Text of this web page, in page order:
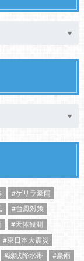
#ゲリラ豪雨
#台風対策
#天体観測
#東日本大震災
#線状降水帯
#豪雨